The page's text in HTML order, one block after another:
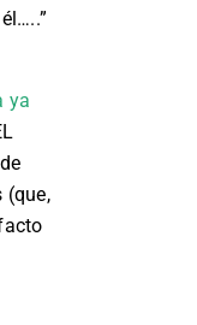
”
ya
(que,